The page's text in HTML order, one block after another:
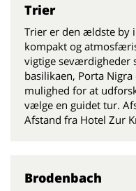
Trier
Trier er den ældste by
kompakt og
vigtige seværdigheder
basilikaen, Porta
mulighed for at
vælge en guidet tur.
Afstand fra Hotel Zur
Brodenbach